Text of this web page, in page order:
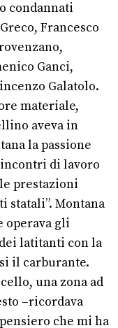
condannati
Francesco
Ganci,
Galatolo.
materiale,
aveva in
la passione
di lavoro
prestazioni
statali”. Montana
operava gli
latitanti con la
il carburante.
una zona ad
–ricordava
che mi ha